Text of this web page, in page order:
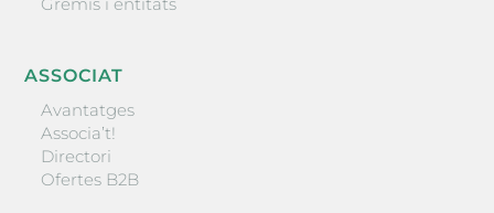
ASSOCIAT
Avantatges
Associa’t!
Directori
Ofertes B2B